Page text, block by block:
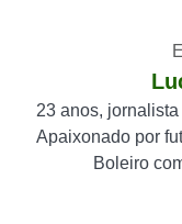
23 anos,
Apaixonado por
Boleiro